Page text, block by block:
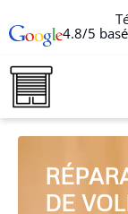
4.8/5
DE